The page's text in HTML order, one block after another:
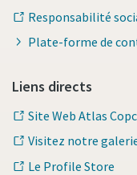
Responsabilité
Plate-forme de
Liens directs
Site Web Atlas
Visitez notre
Le Profile Store